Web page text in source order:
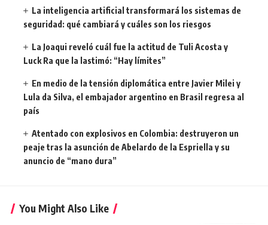
La inteligencia artificial transformará los sistemas de
seguridad: qué cambiará y cuáles son los riesgos
La Joaqui reveló cuál fue la actitud de Tuli Acosta y
Luck Ra que la lastimó: “Hay límites”
En medio de la tensión diplomática entre Javier Milei y
Lula da Silva, el embajador argentino en Brasil regresa al
país
Atentado con explosivos en Colombia: destruyeron un
peaje tras la asunción de Abelardo de la Espriella y su
anuncio de “mano dura”
You Might Also Like